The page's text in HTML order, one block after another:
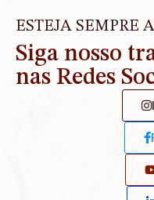
ESTEJA SEMPRE
Siga nosso
nas Redes